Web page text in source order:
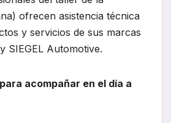
ofrecen asistencia técnica
y servicios de sus marcas
SIEGEL Automotive.
acompañar en el día a